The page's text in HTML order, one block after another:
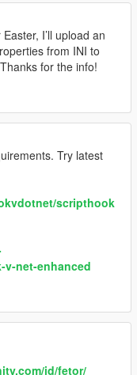
I’ll upload an
from INI to
for the info!
Try latest
scripthook
net-enhanced
id/fetor/